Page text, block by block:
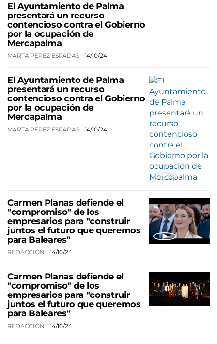
El Ayuntamiento de Palma
presentará un recurso
contencioso contra el Gobierno
por la ocupación de
Mercapalma
MARTA PEREZ ESPADAS 14/10/24
El Ayuntamiento de Palma
presentará un recurso
contencioso contra el Gobierno
por la ocupación de
Mercapalma
MARTA PEREZ ESPADAS 14/10/24
Carmen Planas defiende el
"compromiso" de los
empresarios para "construir
juntos el futuro que queremos
para Baleares"
REDACCIÓN 14/10/24
Carmen Planas defiende el
"compromiso" de los
empresarios para "construir
juntos el futuro que queremos
para Baleares"
REDACCIÓN 14/10/24